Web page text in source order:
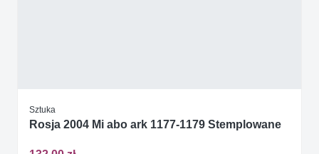
Sztuka
Rosja 2004 Mi abo ark 1177-1179 Stemplowane